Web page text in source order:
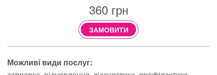
360грн
ЗАМОВИТИ
Можливі види послуг: